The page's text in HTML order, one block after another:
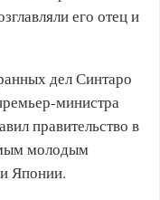
его отец и
дел Синтаро
министра
правительство в
молодым
Японии.